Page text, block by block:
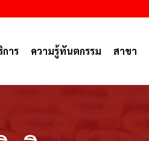
าร ความรู้ทันตกรรม สาขา